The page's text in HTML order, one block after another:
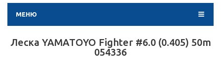
МЕНЮ
Леска YAMATOYO Fighter #6.0 (0.405) 50m
054336